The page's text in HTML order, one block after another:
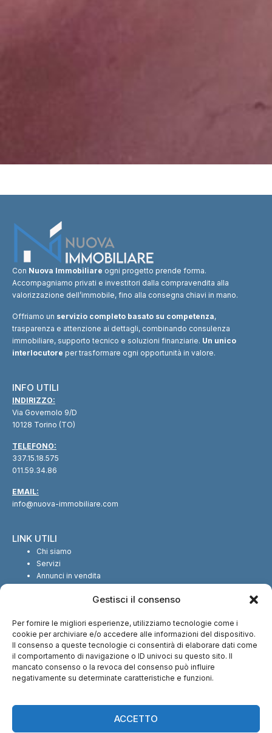
Gestisci il consenso
Per fornire le migliori esperienze, utilizziamo tecnologie come i
cookie per archiviare e/o accedere alle informazioni del dispositivo.
Il consenso a queste tecnologie ci consentirà di elaborare dati come
il comportamento di navigazione o ID univoci su questo sito. Il
mancato consenso o la revoca del consenso può influire
negativamente su determinate caratteristiche e funzioni.
ACCETTO
Con Nuova Immobiliare ogni progetto prende forma.
Accompagniamo privati e investitori dalla compravendita alla
valorizzazione dell’immobile, fino alla consegna chiavi in mano.
Offriamo un servizio completo basato su competenza,
trasparenza e attenzione ai dettagli, combinando consulenza
immobiliare, supporto tecnico e soluzioni finanziarie. Un unico
interlocutore per trasformare ogni opportunità in valore.
INFO UTILI
INDIRIZZO:
Via Governolo 9/D
10128 Torino (TO)
TELEFONO:
337.15.18.575
011.59.34.86
EMAIL:
info@nuova-immobiliare.com
LINK UTILI
Chi siamo
Servizi
Annunci in vendita
SEGUICI SUI SOCIAL
CI TROVI ANCHE SU: